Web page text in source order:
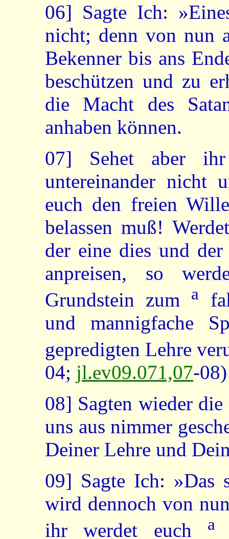
06] Sagte Ich:
nicht; denn von nun
Bekenner bis ans
beschützen und zu
die Macht des
anhaben können.
07] Sehet aber
untereinander nicht
euch den freien
belassen muß!
der eine dies und
anpreisen, so
Grundstein zum
a
und mannigfache
gepredigten Lehre
04; jl.ev09.071,07-08)
08] Sagten wieder
uns aus nimmer
Deiner Lehre und
09] Sagte Ich: »Das
wird dennoch von
ihr werdet euch
a